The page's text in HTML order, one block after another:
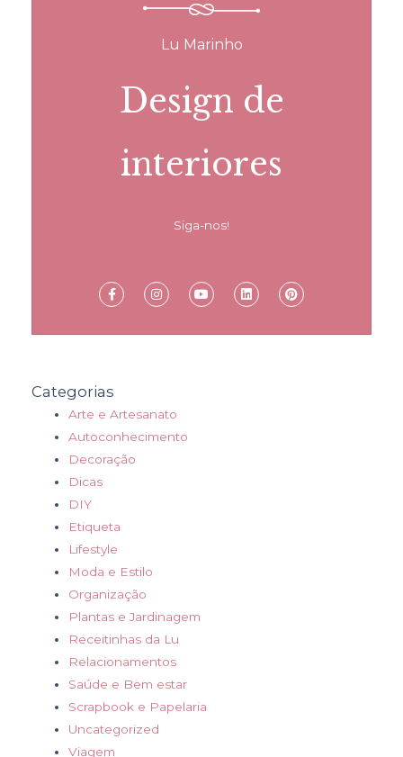
Lu Marinho
Design de
interiores
Siga-nos!
Categorias
Arte e Artesanato
Autoconhecimento
Decoração
Dicas
DIY
Etiqueta
Lifestyle
Moda e Estilo
Organização
Plantas e Jardinagem
Receitinhas da Lu
Relacionamentos
Saúde e Bem estar
Scrapbook e Papelaria
Uncategorized
Viagem